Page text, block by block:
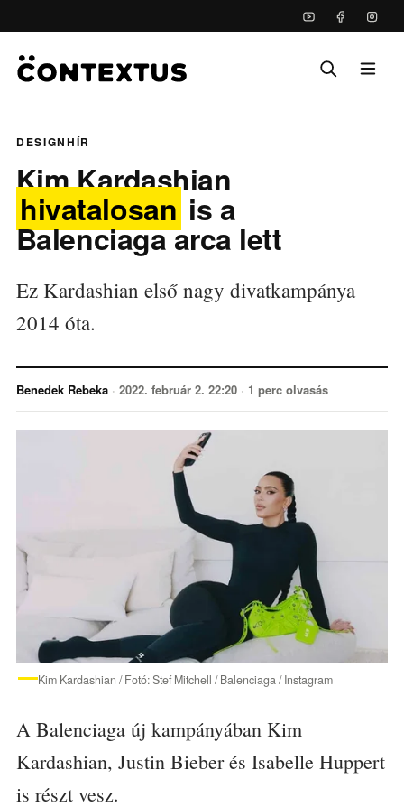
DESIGNHÍR
Kim Kardashian
hivatalosan is a
Balenciaga arca lett
Ez Kardashian első nagy divatkampánya
2014 óta.
Benedek Rebeka · 2022. február 2. 22:20 · 1 perc olvasás
Kim Kardashian / Fotó: Stef Mitchell / Balenciaga / Instagram
A Balenciaga új kampányában Kim
Kardashian, Justin Bieber és Isabelle Huppert
is részt vesz.